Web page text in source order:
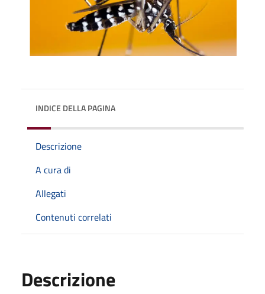
INDICE DELLA PAGINA
Descrizione
A cura di
Allegati
Contenuti correlati
Descrizione